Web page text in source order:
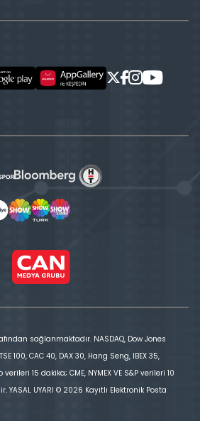
sağlanmaktadır. NASDAQ, Dow Jones
100, CAC 40, DAX 30, Hang Seng, IBEX 35,
verileri 15 dakika; CME, NYMEX VE S&P verileri 10
UYARI © 2026 Kayıtlı Elektronik Posta